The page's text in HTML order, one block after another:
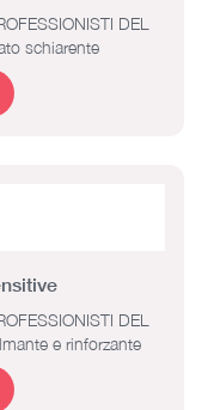
DEL
schiarente
DEL
e rinforzante